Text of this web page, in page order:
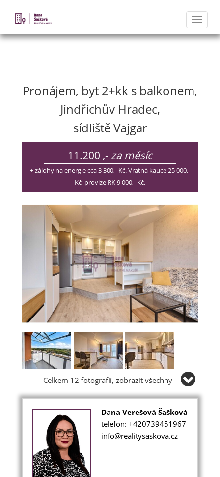
Pronájem, byt 2+kk s balkonem,
Jindřichův Hradec,
sídliště Vajgar
11.200 ,- za měsíc
+ zálohy na energie cca 3 300,- Kč. Vratná kauce 25 000,-
Kč, provize RK 9 000,- Kč.
Celkem 12 fotografií, zobrazit všechny
Dana Verešová Šašková
telefon: +420739451967
info@realitysaskova.cz